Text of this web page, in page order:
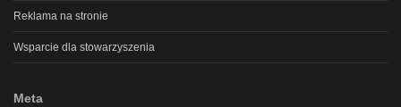
Reklama na stronie
Wsparcie dla stowarzyszenia
Meta